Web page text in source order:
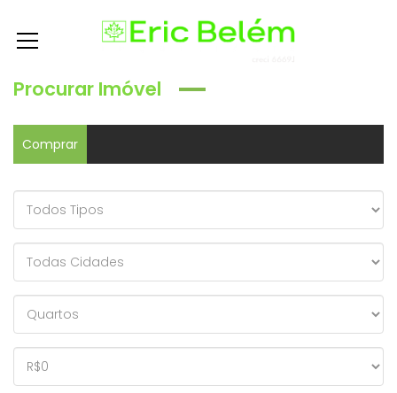
Procurar Imóvel
Comprar